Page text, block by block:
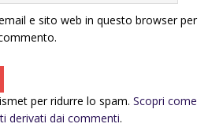
e sito web in questo browser per
per ridurre lo spam. Scopri come
derivati dai commenti.